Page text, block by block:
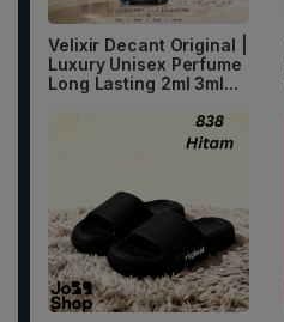
Velixir Decant Original |
Luxury Unisex Perfume
Long Lasting 2ml 3ml...